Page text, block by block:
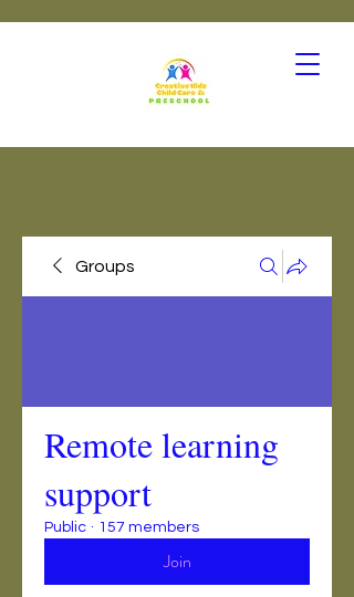
Groups
Remote learning
support
Public · 157 members
Join